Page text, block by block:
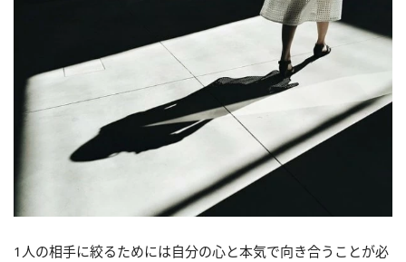
1人の相手に絞るためには自分の心と本気で向き合うことが必